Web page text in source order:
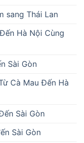
sang Thái Lan
Hà Nội Cùng
Sài Gòn
Cà Mau Đến Hà
Sài Gòn
Sài Gòn